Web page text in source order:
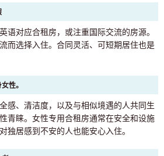
语对应合租房，或注重国际交流的房源。
而选择入住。合同灵活、可短期居住也是
性。
感、清洁度，以及与相似境遇的人共同生
青睐。女性专用合租房通常在安全和设施
独居感到不安的人也能安心入住。